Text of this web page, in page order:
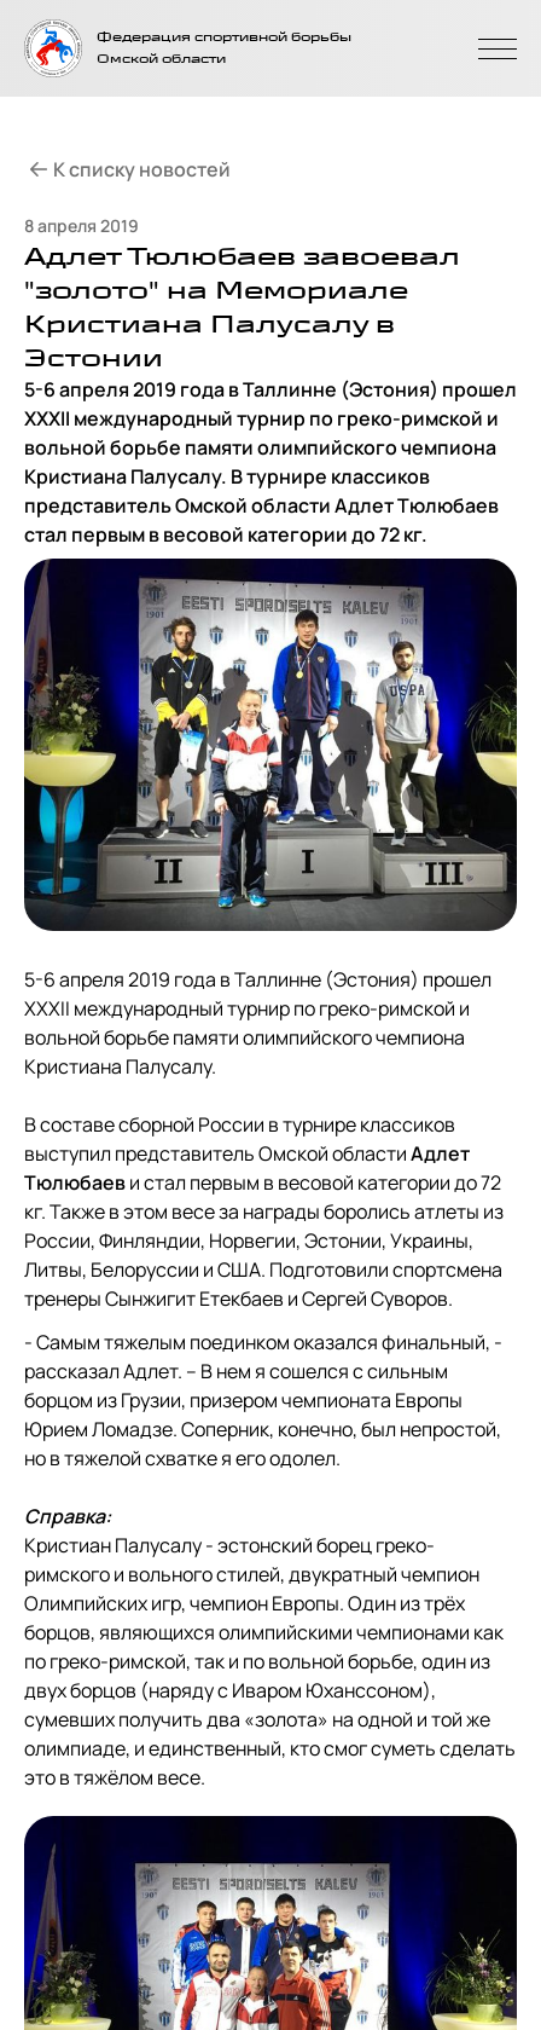
На главную
страницу
Федерация спортивной борьбы
Омской области
8 апреля 2019
Адлет Тюлюбаев завоевал
"золото" на Мемориале
Кристиана Палусалу в
Эстонии
5-6 апреля 2019 года в Таллинне (Эстония) прошел
XXXII международный турнир по греко-римской и
вольной борьбе памяти олимпийского чемпиона
Кристиана Палусалу. В турнире классиков
представитель Омской области Адлет Тюлюбаев
стал первым в весовой категории до 72 кг.
5-6 апреля 2019 года в Таллинне (Эстония) прошел
XXXII международный турнир по греко-римской и
вольной борьбе памяти олимпийского чемпиона
Кристиана Палусалу.
В составе сборной России в турнире классиков
выступил представитель Омской областиАдлет
Тюлюбаеви стал первым в весовой категории до 72
кг. Также в этом весе за награды боролись атлеты из
России, Финляндии, Норвегии, Эстонии, Украины,
Литвы, Белоруссии и США. Подготовили спортсмена
тренеры Сынжигит Етекбаев и Сергей Суворов.
- Самым тяжелым поединком оказался финальный, -
рассказал Адлет. – В нем я сошелся с сильным
борцом из Грузии, призером чемпионата Европы
Юрием Ломадзе. Соперник, конечно, был непростой,
но в тяжелой схватке я его одолел.
Справка:
Кристиан Палусалу - эстонский борец греко-
римского и вольного стилей, двукратный чемпион
Олимпийских игр, чемпион Европы. Один из трёх
борцов, являющихся олимпийскими чемпионами как
по греко-римской, так и по вольной борьбе, один из
двух борцов (наряду с Иваром Юханссоном),
сумевших получить два «золота» на одной и той же
олимпиаде, и единственный, кто смог суметь сделать
это в тяжёлом весе.
К списку новостей